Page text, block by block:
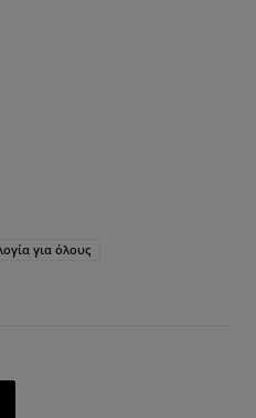
για όλους